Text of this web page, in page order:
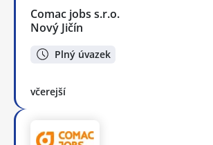
Comac jobs s.r.o.
Nový Jičín
Plný úvazek
včerejší